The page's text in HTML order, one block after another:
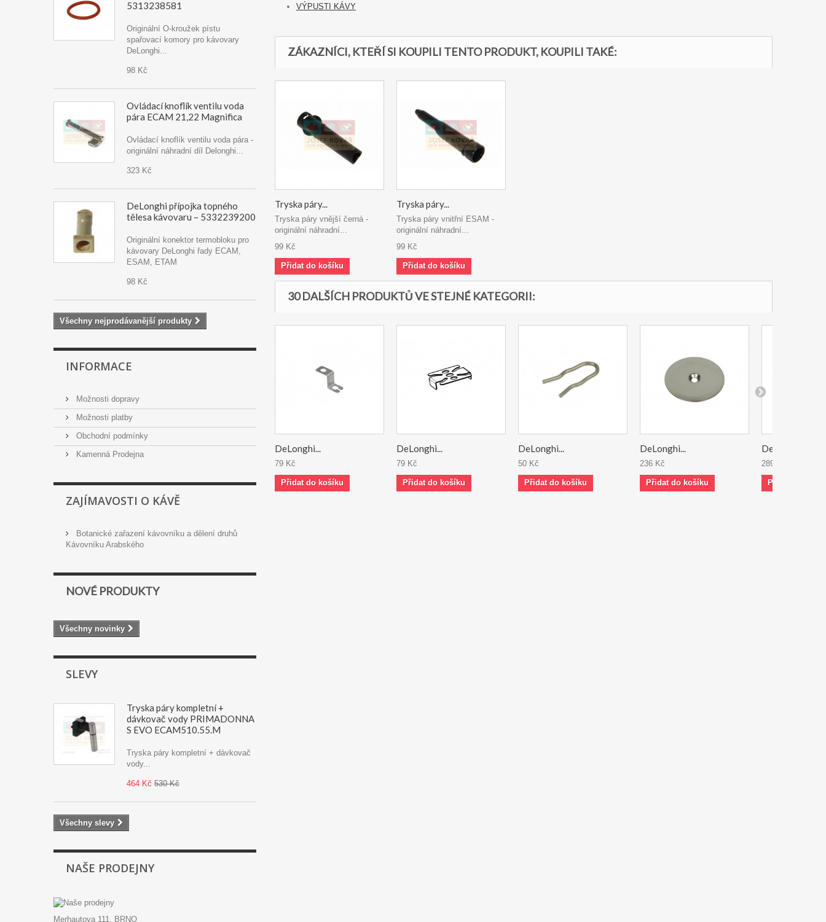
5313238581
Originální O-kroužek pístu
spařovací komory pro kávovary
DeLonghi...
98 Kč
Ovládací knoflík ventilu voda
pára ECAM 21,22 Magnifica
Ovládací knoflík ventilu voda pára -
originální náhradní díl Delonghi...
323 Kč
DeLonghi přípojka topného
tělesa kávovaru – 5332239200
Originální konektor termobloku pro
kávovary DeLonghi řady ECAM,
ESAM, ETAM
98 Kč
Všechny nejprodávanější produkty
INFORMACE
Možnosti dopravy
Možnosti platby
Obchodní podmínky
Kamenná Prodejna
ZAJÍMAVOSTI O KÁVĚ
Botanické zařazení kávovníku a dělení druhů
Kávovníku Arabského
NOVÉ PRODUKTY
Všechny novinky
SLEVY
Tryska páry kompletní +
dávkovač vody PRIMADONNA
S EVO ECAM510.55.M
Tryska páry kompletní + dávkovač
vody...
464 Kč 530 Kč
Všechny slevy
NAŠE PRODEJNY
Merhautova 111, BRNO
VÝPUSTI KÁVY
ZÁKAZNÍCI, KTEŘÍ SI KOUPILI TENTO PRODUKT, KOUPILI TAKÉ:
Tryska páry...
Tryska páry vnější černá -
originální náhradní...
99 Kč
Přidat do košíku
Tryska páry...
Tryska páry vnitřní ESAM -
originální náhradní...
99 Kč
Přidat do košíku
30 DALŠÍCH PRODUKTŮ VE STEJNÉ KATEGORII:
DeLonghi...
79 Kč
Přidat do košíku
DeLonghi...
79 Kč
Přidat do košíku
DeLonghi...
50 Kč
Přidat do košíku
DeLonghi...
236 Kč
Přidat do košíku
DeLonghi...
289 Kč
Přidat do